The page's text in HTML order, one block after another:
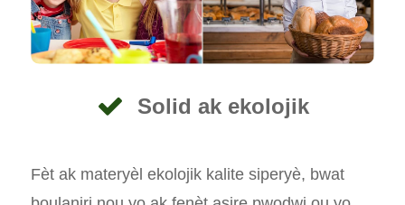
Solid ak ekolojik
Fèt ak materyèl ekolojik kalite siperyè, bwat